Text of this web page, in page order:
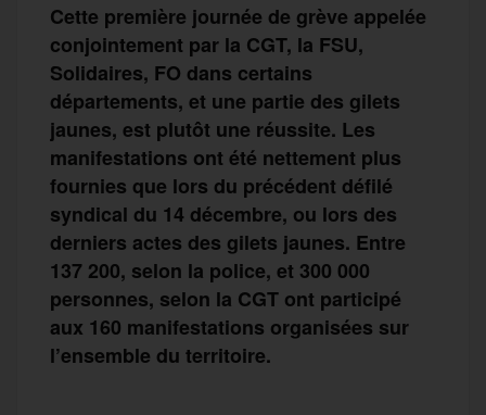
Cette première journée de grève appelée
conjointement par la CGT, la FSU,
Solidaires, FO dans certains
départements, et une partie des gilets
jaunes, est plutôt une réussite. Les
manifestations ont été nettement plus
fournies que lors du précédent défilé
syndical du 14 décembre, ou lors des
derniers actes des gilets jaunes. Entre
137 200, selon la police, et 300 000
personnes, selon la CGT ont participé
aux 160 manifestations organisées sur
l’ensemble du territoire.